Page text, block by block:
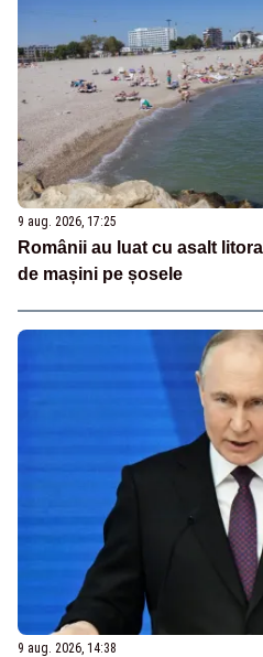
9 aug. 2026, 17:25
Românii au luat cu asalt
de mașini pe șosele
9 aug. 2026, 14:38